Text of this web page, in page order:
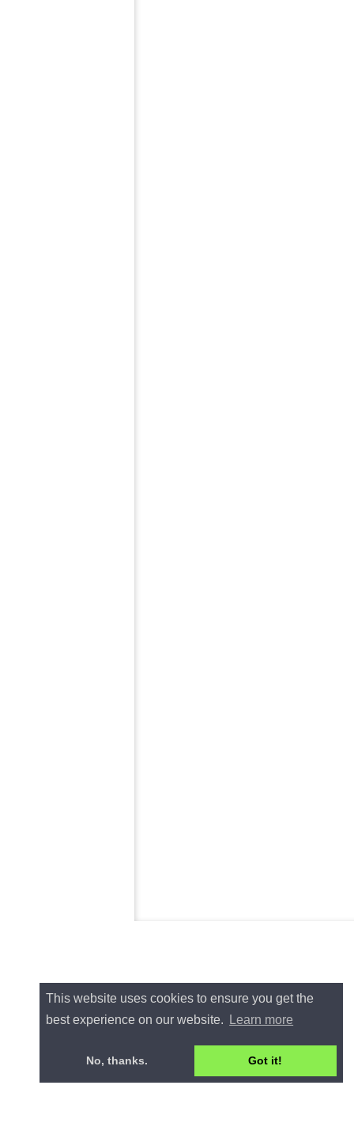
This website uses cookies to ensure you get the
best experience on our website.
Learn more
No, thanks. Got it!